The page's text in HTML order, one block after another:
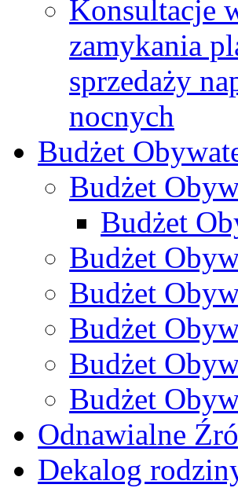
Konsultacje
zamykania
sprzedaży
nocnych
Budżet
Budżet
Budżet
Budżet
Budżet
Budżet
Budżet
Budżet
Odnawialne
Dekalog